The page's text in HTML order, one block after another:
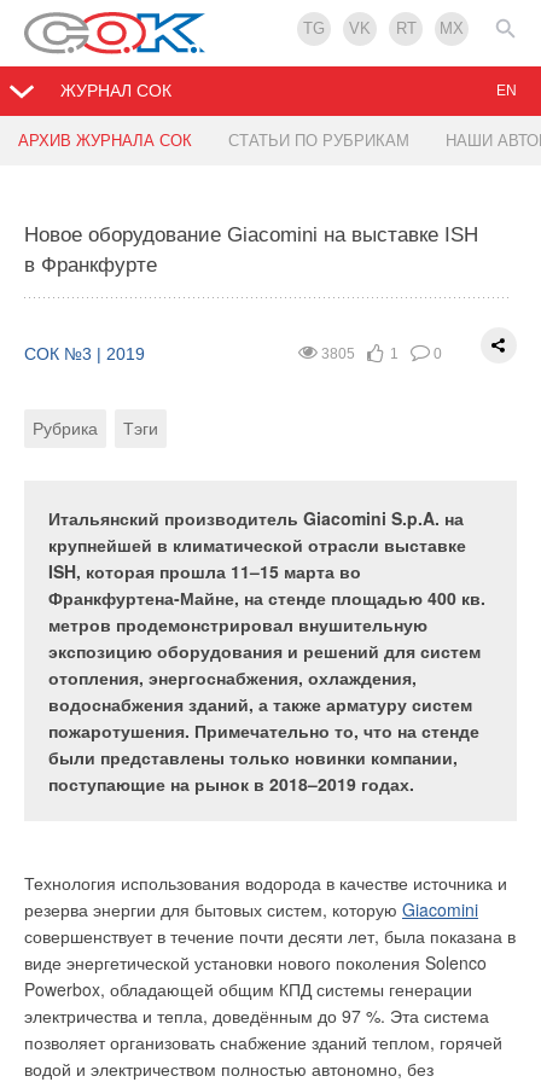
TG VK RT MX
ЖУРНАЛ СОК
АРХИВ ЖУРНАЛА СОК СТАТЬИ ПО РУБРИКАМ НАШИ
EN
Новое оборудование Giacomini на выставке ISH
в Франкфурте
3805 1 0
СОК №3 | 2019
Рубрика Тэги
Итальянский производитель Giacomini S.p.A. на
крупнейшей в климатической отрасли выставке
ISH, которая прошла 11–15 марта во
Франкфуртена-Майне, на стенде площадью 400 кв.
метров продемонстрировал внушительную
экспозицию оборудования и решений для систем
отопления, энергоснабжения, охлаждения,
водоснабжения зданий, а также арматуру систем
пожаротушения. Примечательно то, что на стенде
были представлены только новинки компании,
поступающие на рынок в 2018–2019 годах.
Технология использования водорода в качестве источника и
резерва энергии для бытовых систем, которую Giacomini
совершенствует в течение почти десяти лет, была показана в
виде энергетической установки нового поколения Solenco
Powerbox, обладающей общим КПД системы генерации
электричества и тепла, доведённым до 97 %. Эта система
позволяет организовать снабжение зданий теплом, горячей
водой и электричеством полностью автономно, без
СОК №3 | 2019
Рубрика Автор
Замеры на экспериментальном контуре системы
вывод о правильности публикации, что «всякое
охлаждение воды в местах системы, лежащих
выше котла, способствует созданию
положительно действующего давления». Это
позволяет в гравитационных системах отказаться
от тепловой изоляции главного стояка,
устройство которой более 80 лет рекомендуют в
учебниках и справочнике проектировщика.
Естественное циркуляционное давление является основным
вертикальной системе и определяется как разность
гидростатических давлений двух столбов (подъёмного и
опускного) воды одинаковой высоты, но разной плотности.
По вопросу его определения в литературе имеются
противоречивые указания. Например, в учебниках
профессора Б. М. Аше утверждается, что одним из условий
циркуляции воды в кольце является то, «чтобы точки
СОК №3 | 2019
Рубрика Тэги
В качестве приоритетного направления
предлагается использовать
теплоэлектрогенератор на твёрдом топливе с
воздушной турбиной, работающей в составе с
генератором, компрессором. Предлагаемое
преобразование тепловой энергии сгораемого
твёрдого топлива является примером
использования воздушной турбины как силового
агрегата, а в качестве рабочего тела
использующего смесь продуктов сгорания
топлива и воздуха. В этом, помимо использования
твёрдого топлива, заключается новизна данной
Сегодня никто не знает ответа на вопрос, каким будет облик
энергетики будущего. Территория России огромна, а
заселена неравномерно. Исходя из этого, централизованно
обеспечить теплом и электроэнергией отдельные анклавы
проживания населения и производств непросто и дорого.
Затраты на энергообеспечение повысились. Минэнерго
оценило потребность в инвестициях в ветхие теплосети в